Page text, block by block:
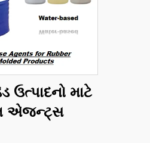
ઉત્પાદનો માટે
એજન્ટ્સ